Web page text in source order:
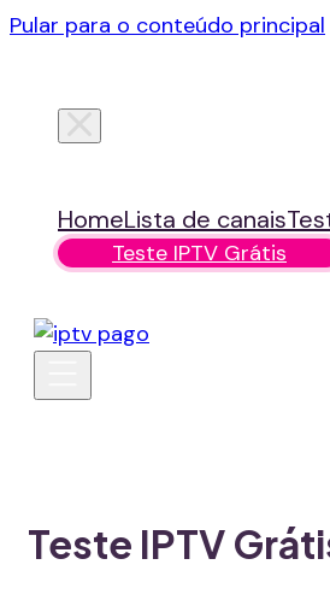
Pular para o conteúdo principal
HomeLista de canais
Teste IPTV Grátis
Teste IPTV